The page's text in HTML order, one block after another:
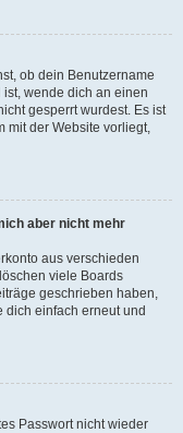
ob dein Benutzername
wende dich an einen
gesperrt wurdest. Es ist
mit der Website vorliegt,
aber nicht mehr
aus verschieden
viele Boards
geschrieben haben,
einfach erneut und
Passwort nicht wieder